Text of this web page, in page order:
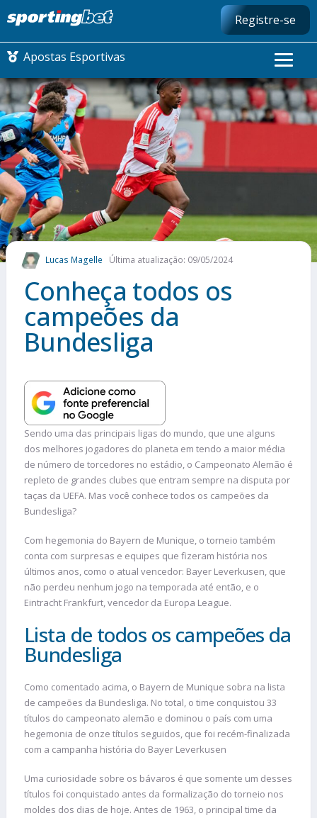
Registre-se
Apostas Esportivas
CONMEBOL LIBERTADORES
FUTEBOL NACIONAL
FUTEBOL INTERNACIONAL
COMO APOSTAR
MAIS ESPORTES
Lucas Magelle Última atualização: 09/05/2024
Conheça todos os
campeões da
Bundesliga
Sendo uma das principais ligas do mundo, que une alguns
dos melhores jogadores do planeta em tendo a maior média
de número de torcedores no estádio, o Campeonato Alemão é
repleto de grandes clubes que entram sempre na disputa por
taças da UEFA. Mas você conhece todos os campeões da
Bundesliga?
Com hegemonia do Bayern de Munique, o torneio também
conta com surpresas e equipes que fizeram história nos
últimos anos, como o atual vencedor: Bayer Leverkusen, que
não perdeu nenhum jogo na temporada até então, e o
Eintracht Frankfurt, vencedor da Europa League.
Lista de todos os campeões da
Bundesliga
Como comentado acima, o Bayern de Munique sobra na lista
de campeões da Bundesliga. No total, o time conquistou 33
títulos do campeonato alemão e dominou o país com uma
hegemonia de onze títulos seguidos, que foi recém-finalizada
com a campanha história do Bayer Leverkusen
Uma curiosidade sobre os bávaros é que somente um desses
títulos foi conquistado antes da formalização do torneio nos
moldes dos dias de hoje. Antes de 1963, o principal time da